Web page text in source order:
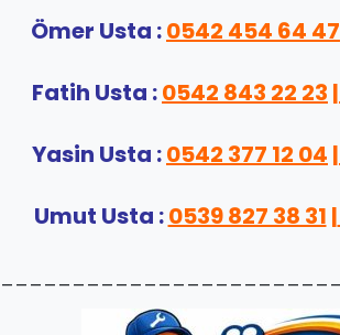
Ömer Usta :0542 454 64 47
Fatih Usta :0542 843 22 23 |
Yasin Usta :0542 377 12 04 |
Umut Usta :0539 827 38 31 |